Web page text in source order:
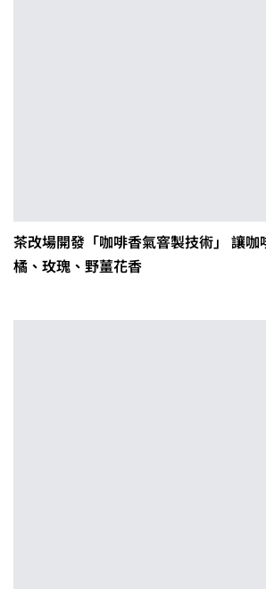
茶改場開發「咖啡香氣窨製技術」 讓
橘、玫瑰、野薑花香